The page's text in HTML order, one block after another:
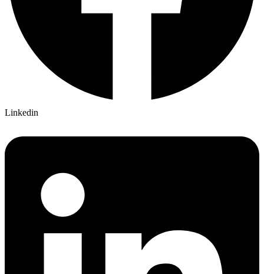
Linkedin